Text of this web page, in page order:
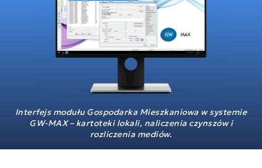
Interfejs modułu Gospodarka Mieszkaniowa w systemie
GW-MAX – kartoteki lokali, naliczenia czynszów i
rozliczenia mediów.